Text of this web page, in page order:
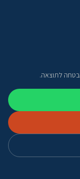
לתוצאה.